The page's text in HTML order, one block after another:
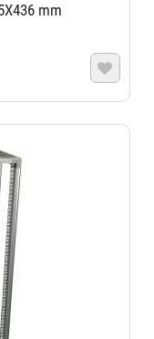
mm
